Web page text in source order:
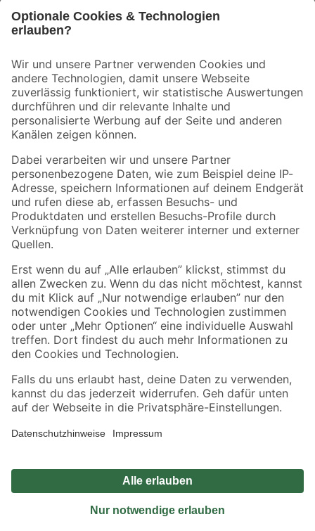
Der toom Newsletter: Keine Angebote und Aktionen mehr verpassen!
Zur Newsletter Anmeldung
Folge uns
Zahlungsarten Versandarten
Sicher einkaufen
Jetzt die toom-App herunterladen
Alle Preisangaben in EUR inkl. gesetzl. MwSt.. Die dargestellten Angebote sind unter
Umständen nicht in allen Märkten verfügbar. Die angegebenen Verfügbarkeiten beziehen
Produkte nur solange der Vorrat reicht.
*Paketversand ab 59 € versandkostenfrei, gilt nicht für Artikel mit Speditionsversand, hier
Privatsphäre Impressum
Nutzungsbedingungen
Widerrufsrecht
Vertrag widerrufen